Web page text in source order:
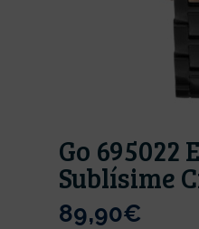
Go 695022
Sublísime
89,90€